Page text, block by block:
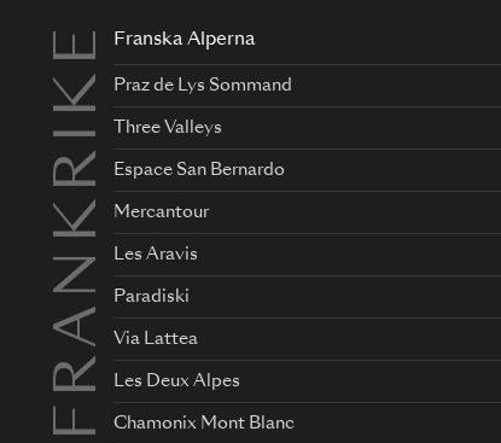
FRANKRIKE Franska Alperna
Praz de Lys Sommand
Three Valleys
Espace San Bernardo
Mercantour
Les Aravis
Paradiski
Via Lattea
Les Deux Alpes
Chamonix Mont Blanc